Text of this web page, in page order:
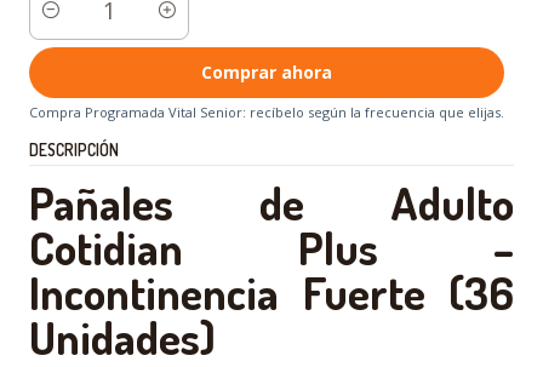
Cantidad
Comprar ahora
Compra Programada Vital Senior: recíbelo según la frecuencia que elijas.
DESCRIPCIÓN
Pañales de Adulto
Cotidian Plus –
Incontinencia Fuerte (36
Unidades)